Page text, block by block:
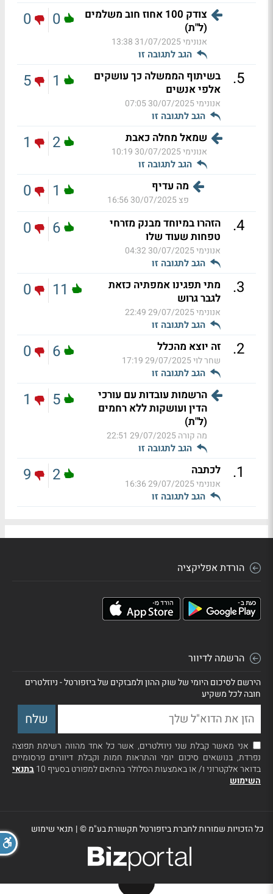
צודק 100 אחוז חוב משלמים
(ל"ת)
אנונימי31/07/2025 13:38
הגב לתגובה זו
0
0
5
.
בשיתוף הממשלה כך עושקים
אלפי אנשים
אנונימי30/07/2025 07:05
הגב לתגובה זו
1
5
שמאל מחלה כאבת
אנונימי30/07/2025 10:19
הגב לתגובה זו
2
1
מה עדיף
פצ30/07/2025 16:56
1
0
4
.
הזהרו במיוחד מבנק מזרחי
טפחות שעוד שלו
אנונימי30/07/2025 04:32
הגב לתגובה זו
6
0
3
.
מתי תפגינו אמפתיה כזאת
לגבר גרוש
אנונימי29/07/2025 22:49
הגב לתגובה זו
11
0
2
. זה יוצא מהכלל
שחר לוי29/07/2025 17:19
הגב לתגובה זו
6
0
הרשמות עובדות עם עורכי
הדין ועושקות ללא רחמים
(ל"ת)
מה קורה29/07/2025 22:51
הגב לתגובה זו
5
1
1
. לכתבה
אנונימי29/07/2025 16:36
הגב לתגובה זו
2
9
הורדת אפליקציה
הרשמה לדיוור
הירשם לסיכום היומי של שוק ההון ולמבזקים של ביזפורטל - ניוזלטרים
חובה לכל משקיע
אני מאשר קבלת שני ניוזלטרים, אשר כל אחד מהווה רשימת תפוצה
נפרדת, בנושאים סיכום יומי והתראות חמות וקבלת דיוורים פרסומיים
בדואר אלקטרוני ו/ או באמצעות הסלולר בהתאם למפורט בסעיף 10
בתנאי
השימוש
כל הזכויות שמורות לחברת ביזפורטל תקשורת בע"מ ©| תנאי שימוש